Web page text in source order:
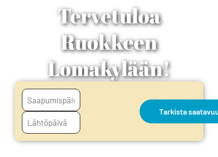
Tervetuloa
Ruokkeen
Lomakylään!
Tarkista